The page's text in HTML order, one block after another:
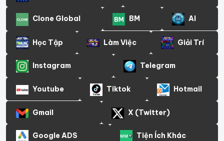
Clone Global BM AI
Học Tập Làm Việc Giải Trí
Instagram Telegram
Youtube Tiktok Hotmail
Gmail X (Twitter)
Google ADS Tiện Ích Khác